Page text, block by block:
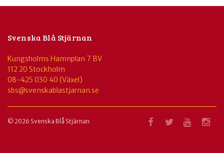
Svenska Blå Stjärnan
Kungsholms Hamnplan 7 BV
112 20 Stockholm
08-425 030 40 (Växel)
sbs@svenskablastjarnan.se
© 2026 Svenska Blå Stjärnan